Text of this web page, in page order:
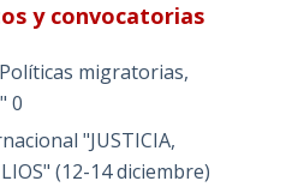
y convocatorias
migratorias,
0
"JUSTICIA,
(12-14 diciembre)